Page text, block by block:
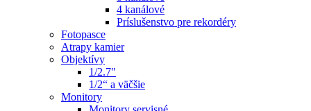
4 kanálové
Príslušenstvo pre rekordéry
Fotopasce
Atrapy kamier
Objektívy
1/2.7"
1/2“ a väčšie
Monitory